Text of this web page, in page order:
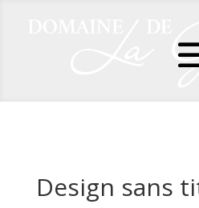
Design sans